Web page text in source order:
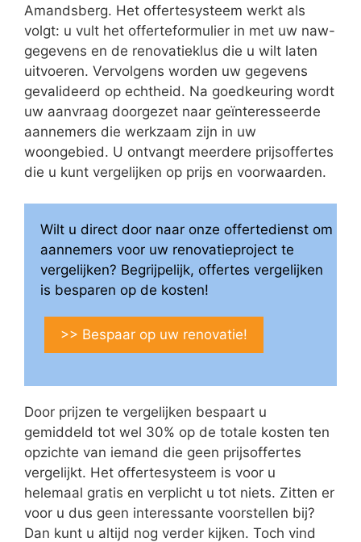
Amandsberg. Het offertesysteem werkt als
volgt: u vult het offerteformulier in met uw naw-
gegevens en de renovatieklus die u wilt laten
uitvoeren. Vervolgens worden uw gegevens
gevalideerd op echtheid. Na goedkeuring wordt
uw aanvraag doorgezet naar geïnteresseerde
aannemers die werkzaam zijn in uw
woongebied. U ontvangt meerdere prijsoffertes
die u kunt vergelijken op prijs en voorwaarden.
Wilt u direct door naar onze offertedienst om
aannemers voor uw renovatieproject te
vergelijken? Begrijpelijk, offertes vergelijken
is besparen op de kosten!
>> Bespaar op uw renovatie!
Door prijzen te vergelijken bespaart u
gemiddeld tot wel 30% op de totale kosten ten
opzichte van iemand die geen prijsoffertes
vergelijkt. Het offertesysteem is voor u
helemaal gratis en verplicht u tot niets. Zitten er
voor u dus geen interessante voorstellen bij?
Dan kunt u altijd nog verder kijken. Toch vind